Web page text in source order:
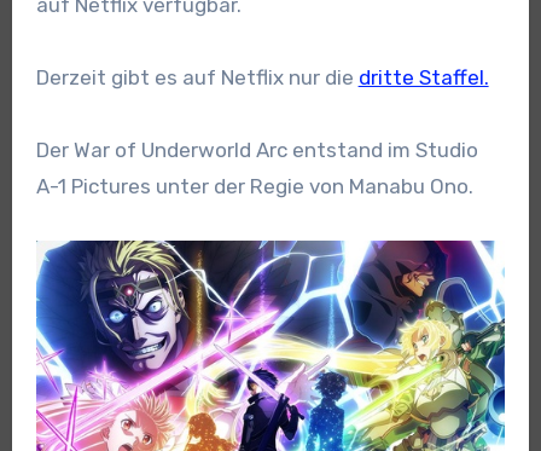
auf Netflix verfügbar.
Derzeit gibt es auf Netflix nur die dritte Staffel.
Der War of Underworld Arc entstand im Studio
A-1 Pictures unter der Regie von Manabu Ono.